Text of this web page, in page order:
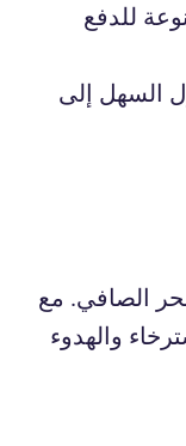
للدفع
السهل إلى
الصافي. مع
والهدوء